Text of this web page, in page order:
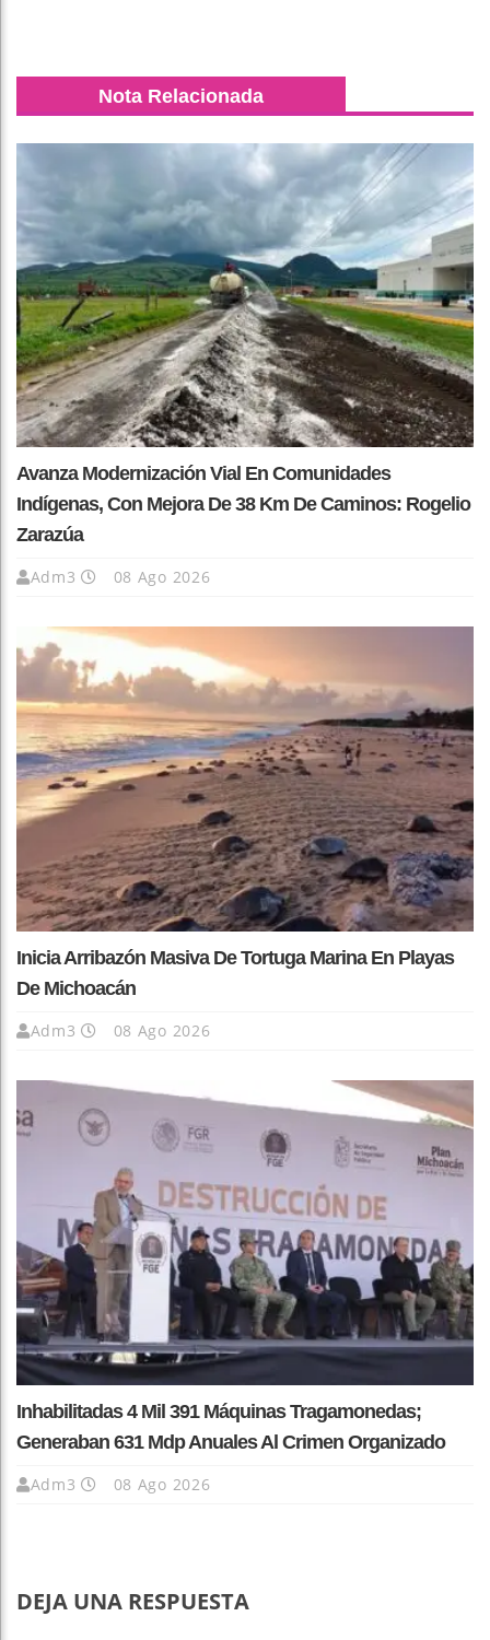
Nota Relacionada
Avanza Modernización Vial En Comunidades
Indígenas, Con Mejora De 38 Km De Caminos: Rogelio
Zarazúa
Adm3 08 Ago 2026
Inicia Arribazón Masiva De Tortuga Marina En Playas
De Michoacán
Adm3 08 Ago 2026
Inhabilitadas 4 Mil 391 Máquinas Tragamonedas;
Generaban 631 Mdp Anuales Al Crimen Organizado
Adm3 08 Ago 2026
DEJA UNA RESPUESTA